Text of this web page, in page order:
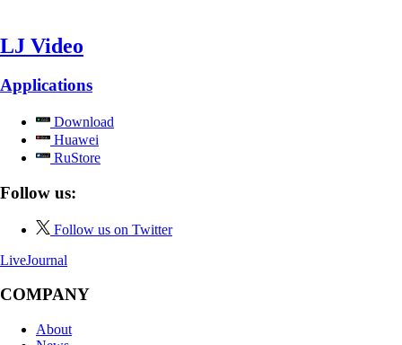
LJ Video
Applications
Download
Huawei
RuStore
Follow us:
Follow us on Twitter
LiveJournal
COMPANY
About